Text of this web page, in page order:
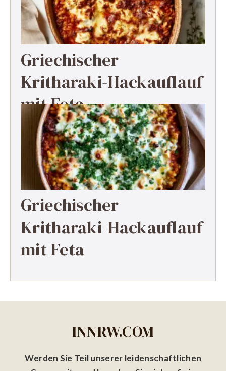
Griechischer
Kritharaki-Hackauflauf
mit Feta
Griechischer
Kritharaki-Hackauflauf
mit Feta
INNRW.COM
Werden Sie Teil unserer leidenschaftlichen